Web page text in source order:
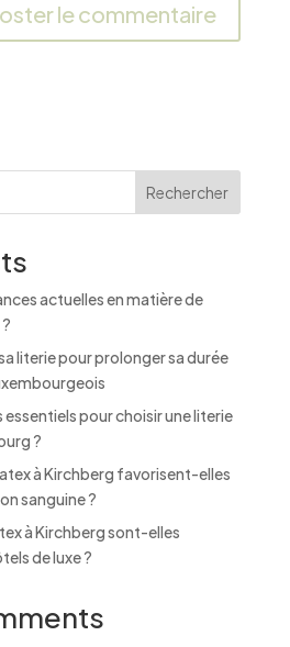
Rechercher
actuelles en matière de
literie pour prolonger sa durée
pour choisir une literie
?
à Kirchberg favorisent-elles
sanguine ?
à Kirchberg sont-elles
de luxe ?